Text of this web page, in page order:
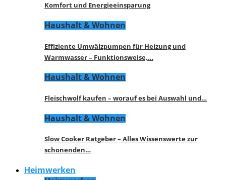
Komfort und Energieeinsparung
Haushalt & Wohnen
Effiziente Umwälzpumpen für Heizung und
Warmwasser – Funktionsweise,…
Haushalt & Wohnen
Fleischwolf kaufen – worauf es bei Auswahl und…
Haushalt & Wohnen
Slow Cooker Ratgeber – Alles Wissenswerte zur
schonenden…
Heimwerken